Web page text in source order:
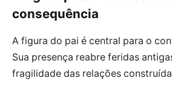
consequência
A figura do pai é central para o
Sua presença reabre feridas
fragilidade das relações